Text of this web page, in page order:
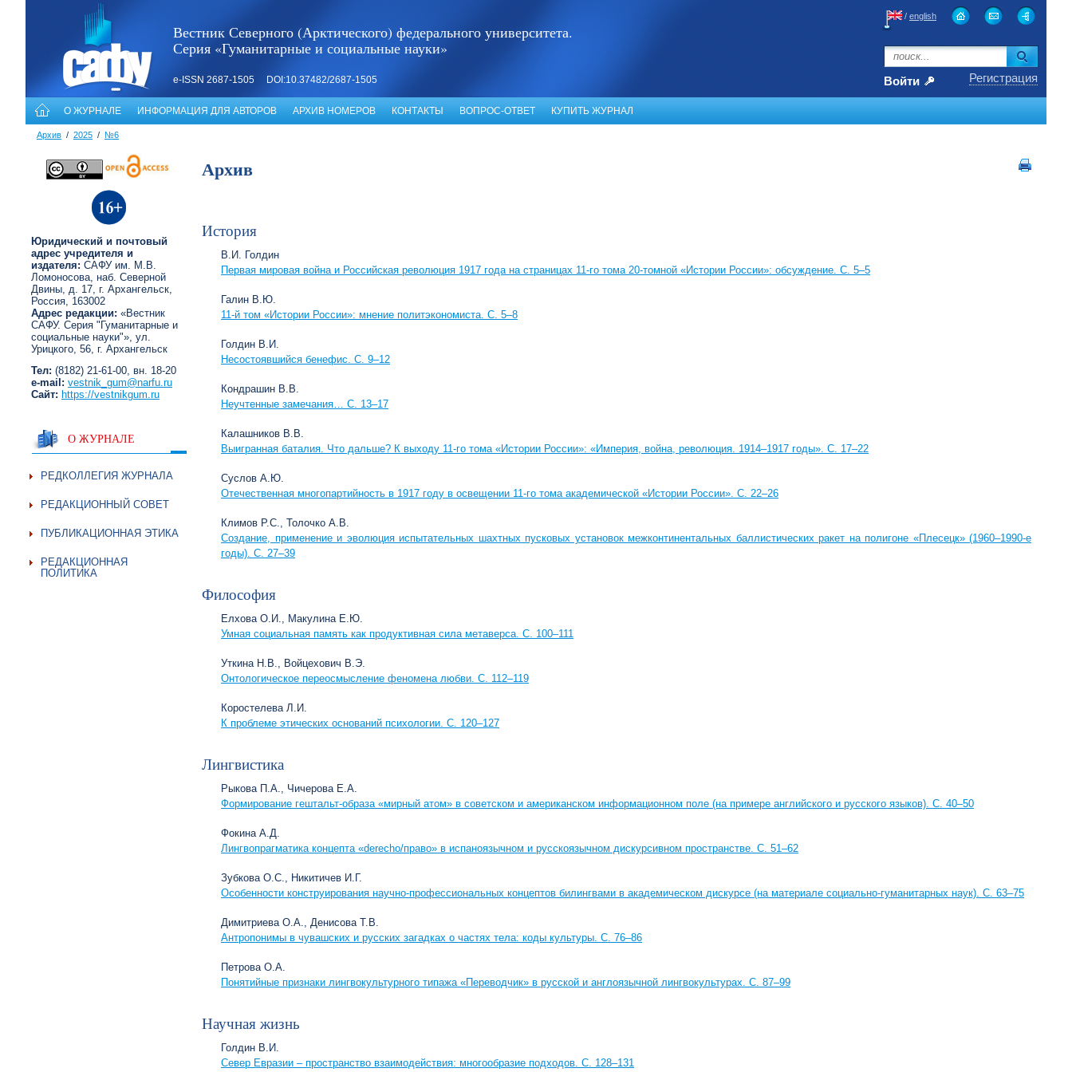
Вестник Северного (Арктического) федерального университета.
Серия «Гуманитарные и социальные науки»
e-ISSN 2687-1505 DOI:10.37482/2687-1505
/ english
Войти Регистрация
О ЖУРНАЛЕ ИНФОРМАЦИЯ ДЛЯ АВТОРОВ АРХИВ НОМЕРОВ КОНТАКТЫ ВОПРОС-ОТВЕТ КУПИТЬ ЖУРНАЛ
Архив / 2025 / №6
Юридический и почтовый
адрес учредителя и
издателя: САФУ им. М.В.
Ломоносова, наб. Северной
Двины, д. 17, г. Архангельск,
Россия, 163002
Адрес редакции: «Вестник
САФУ. Серия "Гуманитарные и
социальные науки"», ул.
Урицкого, 56, г. Архангельск
Тел: (8182) 21-61-00, вн. 18-20
e-mail: vestnik_gum@narfu.ru
Сайт: https://vestnikgum.ru
О ЖУРНАЛЕ
РЕДКОЛЛЕГИЯ ЖУРНАЛА
РЕДАКЦИОННЫЙ СОВЕТ
ПУБЛИКАЦИОННАЯ ЭТИКА
РЕДАКЦИОННАЯ
ПОЛИТИКА
Архив
История
В.И. Голдин
Первая мировая война и Российская революция 1917 года на страницах 11-го тома 20-томной «Истории России»: обсуждение. C. 5–5
Галин В.Ю.
11-й том «Истории России»: мнение политэкономиста. C. 5–8
Голдин В.И.
Несостоявшийся бенефис. C. 9–12
Кондрашин В.В.
Неучтенные замечания… C. 13–17
Калашников В.В.
Выигранная баталия. Что дальше? К выходу 11-го тома «Истории России»: «Империя, война, революция. 1914–1917 годы». C. 17–22
Суслов А.Ю.
Отечественная многопартийность в 1917 году в освещении 11-го тома академической «Истории России». C. 22–26
Климов Р.С., Толочко А.В.
Создание, применение и эволюция испытательных шахтных пусковых установок межконтинентальных баллистических ракет на полигоне «Плесецк» (1960–1990-е
годы). C. 27–39
Философия
Елхова О.И., Макулина Е.Ю.
Умная социальная память как продуктивная сила метаверса. С. 100–111
Уткина Н.В., Войцехович В.Э.
Онтологическое переосмысление феномена любви. С. 112–119
Коростелева Л.И.
К проблеме этических оснований психологии. С. 120–127
Лингвистика
Рыкова П.А., Чичерова Е.А.
Формирование гештальт-образа «мирный атом» в советском и американском информационном поле (на примере английского и русского языков). C. 40–50
Фокина А.Д.
Лингвопрагматика концепта «derecho/право» в испаноязычном и русскоязычном дискурсивном пространстве. C. 51–62
Зубкова О.С., Никитичев И.Г.
Особенности конструирования научно-профессиональных концептов билингвами в академическом дискурсе (на материале социально-гуманитарных наук). С. 63–75
Димитриева О.А., Денисова Т.В.
Антропонимы в чувашских и русских загадках о частях тела: коды культуры. С. 76–86
Петрова О.А.
Понятийные признаки лингвокультурного типажа «Переводчик» в русской и англоязычной лингвокультурах. С. 87–99
Научная жизнь
Голдин В.И.
Север Евразии – пространство взаимодействия: многообразие подходов. С. 128–131